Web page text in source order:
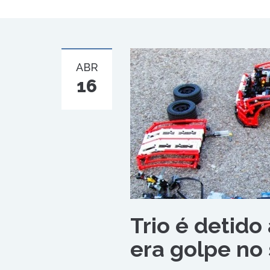
ABR
16
Trio é detido
era golpe no